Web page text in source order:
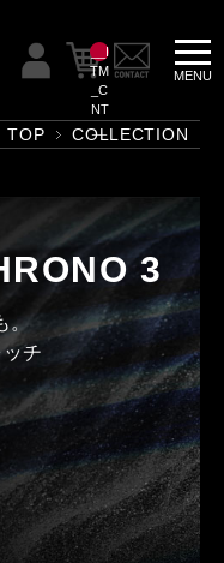
__I
TM
_C
NT
__
TOP COLLECTION
3
。
チ